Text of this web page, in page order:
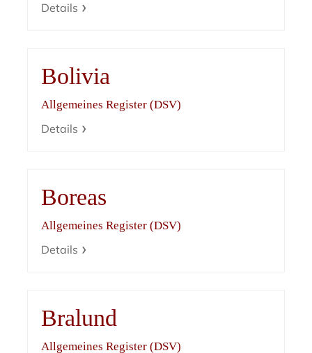
Details
Bolivia
Allgemeines Register (DSV)
Details
Boreas
Allgemeines Register (DSV)
Details
Bralund
Allgemeines Register (DSV)